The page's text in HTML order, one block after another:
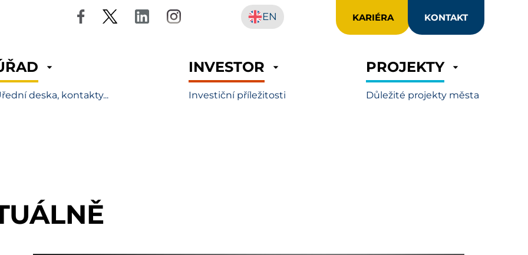
KARIÉRA KONTAKT
EN
deska, kontakty...
INVESTOR
Investiční příležitosti
PROJEKTY
Důležité projekty města